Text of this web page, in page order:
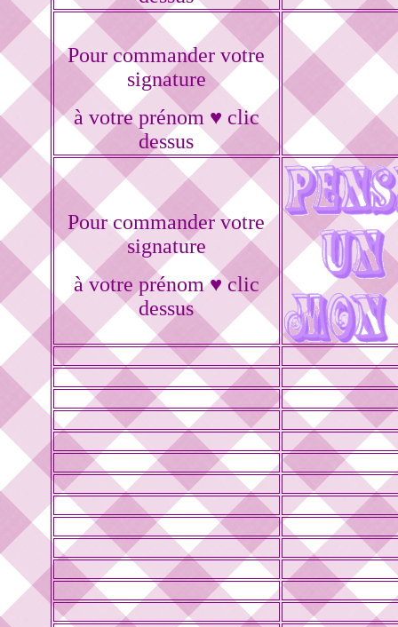
Pour commander votre
signature
à votre prénom ♥ clic
dessus
Pour commander votre
signature
à votre prénom ♥ clic
dessus